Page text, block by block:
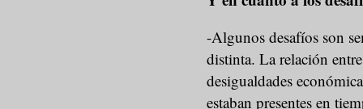
-Algunos desafíos son
distinta. La relación
desigualdades
estaban presentes en